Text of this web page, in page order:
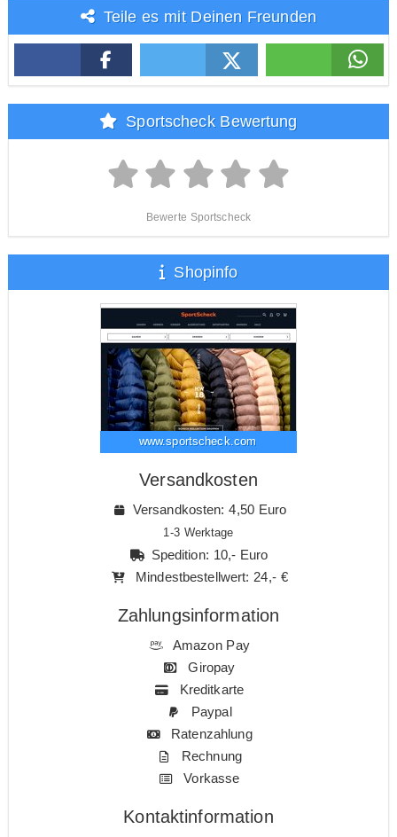
Teile es mit Deinen Freunden
Sportscheck Bewertung
Bewerte Sportscheck
Shopinfo
www.sportscheck.com
Versandkosten
Versandkosten: 4,50 Euro
1-3 Werktage
Spedition: 10,- Euro
Mindestbestellwert: 24,- €
Zahlungsinformation
Amazon Pay
Giropay
Kreditkarte
Paypal
Ratenzahlung
Rechnung
Vorkasse
Kontaktinformation